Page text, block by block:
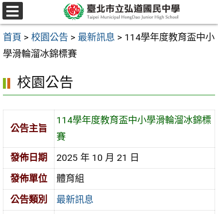
跳
至
主
要
容
區
選
單
首頁 > 校園公告 > 最新訊息 > 114學年度教育盃中小
學滑輪溜冰錦標賽
校園公告
公告主旨
114學年度教育盃中小學滑輪溜冰錦標
賽
發佈日期
2025 年 10 月 21 日
發佈單位
體育組
公告類別
最新訊息